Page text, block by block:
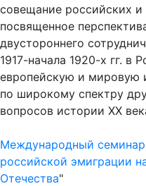
совещание российских
посвященное
двустороннего
1917-начала 1920-х гг. в
европейскую и мировую
по широкому спектру
вопросов истории XX
Международный
российской эмиграции
Отечества"